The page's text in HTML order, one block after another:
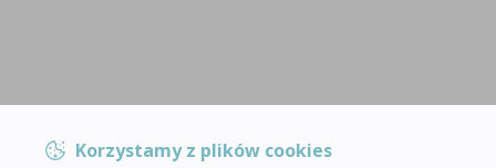
Korzystamy z plików cookies